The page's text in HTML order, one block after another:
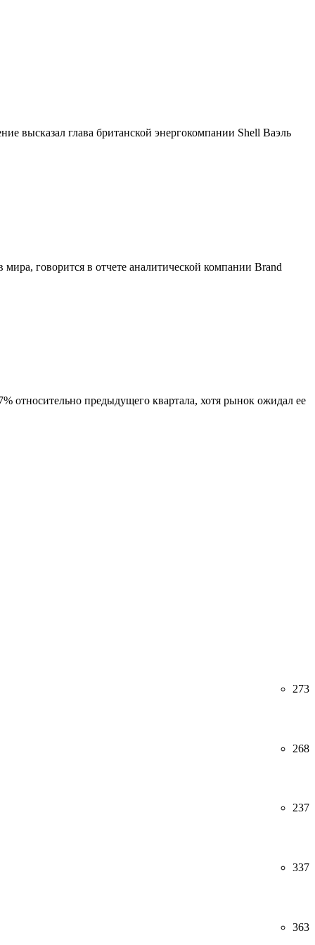
высказал глава британской энергокомпании Shell Ваэль
говорится в отчете аналитической компании Brand
относительно предыдущего квартала, хотя рынок ожидал ее
273
268
237
337
363